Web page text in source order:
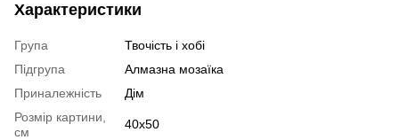
Характеристики
Група
Твочість і хобі
Підгрупа
Алмазна мозаїка
Приналежність
Дім
Розмір картини,
см
40x50